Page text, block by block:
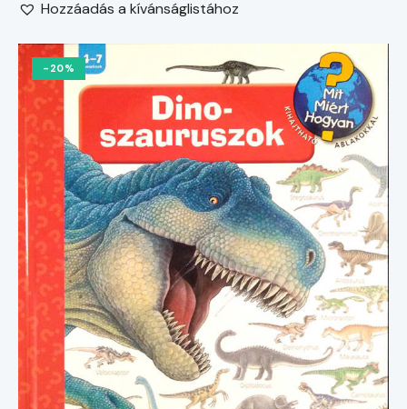
Hozzáadás a kívánságlistához
-20%